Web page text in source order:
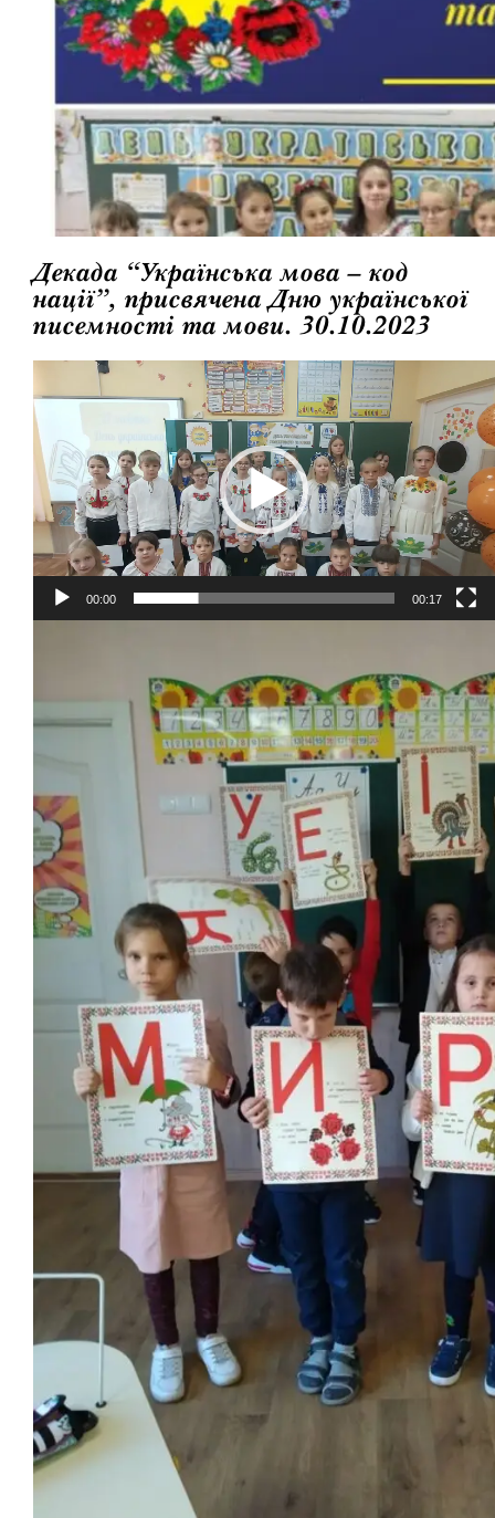
Декада “Українська мова – код
нації”, присвячена Дню української
писемності та мови. 30.10.2023
Відеопрогравач
00:00 00:17